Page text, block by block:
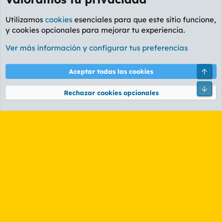
Foro Informática y Videojuegos
Cookies
PL OLDSTYLE AMARILLO
Términos y reglas Política de privacidad Ayuda
Community platform by XenForo® © 2010-2026 XenForo Ltd.
Utilizamos cookies esenciales para que este sitio funcione,
y cookies opcionales para mejorar tu experiencia.
Ver más información y configurar tus preferencias
Aceptar todas las cookies
Rechazar cookies opcionales
Pie